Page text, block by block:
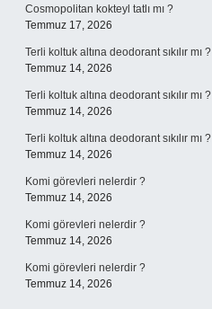
Cosmopolitan kokteyl tatlı mı ?
Temmuz 17, 2026
Terli koltuk altına deodorant sıkılır mı ?
Temmuz 14, 2026
Terli koltuk altına deodorant sıkılır mı ?
Temmuz 14, 2026
Terli koltuk altına deodorant sıkılır mı ?
Temmuz 14, 2026
Komi görevleri nelerdir ?
Temmuz 14, 2026
Komi görevleri nelerdir ?
Temmuz 14, 2026
Komi görevleri nelerdir ?
Temmuz 14, 2026